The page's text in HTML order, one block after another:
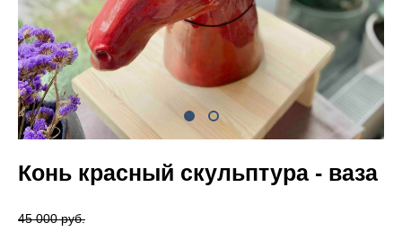
Конь красный скульптура - ваза
45 000 pуб.